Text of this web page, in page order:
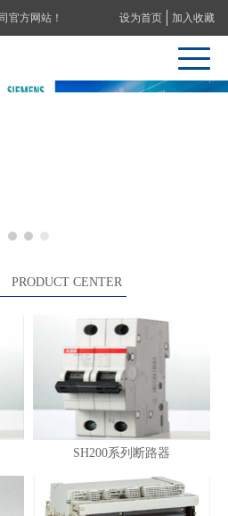
官方网站！ 设为首页 加入收藏
PRODUCT CENTER
SH200系列断路器